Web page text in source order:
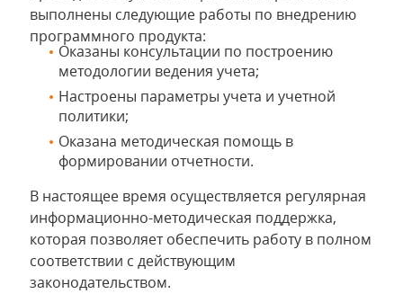
выполнены следующие работы по внедрению
программного продукта:
Оказаны консультации по построению
методологии ведения учета;
Настроены параметры учета и учетной
политики;
Оказана методическая помощь в
формировании отчетности.
В настоящее время осуществляется регулярная
информационно-методическая поддержка,
которая позволяет обеспечить работу в полном
соответствии с действующим
законодательством.